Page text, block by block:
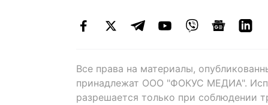
Все права на материалы,
принадлежат ООО "ФОКУС МЕДИА".
разрешается только при соблюдении